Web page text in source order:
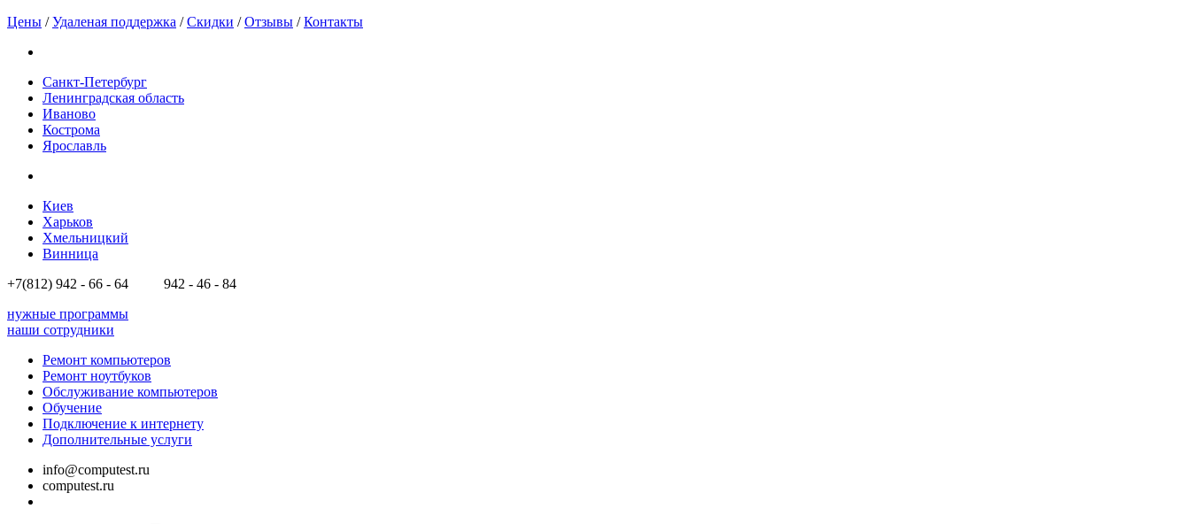
Цены /Удаленая поддержка /Скидки /Отзывы /Контакты
Санкт-Петербург
Ленинградская область
Иваново
Кострома
Ярославль
Киев
Харьков
Хмельницкий
Винница
+7(812) 942 - 66 - 64 942 - 46 - 84
нужные программы
наши сотрудники
Ремонт компьютеров
Ремонт ноутбуков
Обслуживание компьютеров
Обучение
Подключение к интернету
Дополнительные услуги
info@computest.ru
computest.ru